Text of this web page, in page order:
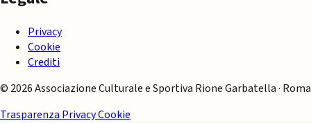
Privacy
Cookie
Crediti
© 2026 Associazione Culturale e Sportiva Rione Garbatella · Roma
Trasparenza PrivacyCookie